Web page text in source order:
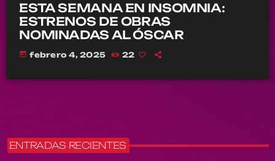
ESTA SEMANA EN INSOMNIA:
ESTRENOS DE OBRAS
NOMINADAS AL ÓSCAR
today febrero 4, 2025 22
ENTRADAS RECIENTES